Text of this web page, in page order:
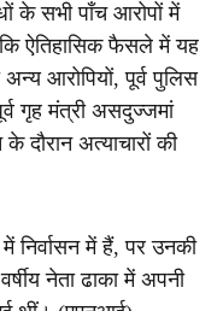
के सभी पाँच आरोपों में
ऐतिहासिक फैसले में यह
अन्य आरोपियों, पूर्व पुलिस
गृह मंत्री असदुज्जमां
अत्याचारों की
निर्वासन में हैं, पर उनकी
नेता ढाका में अपनी